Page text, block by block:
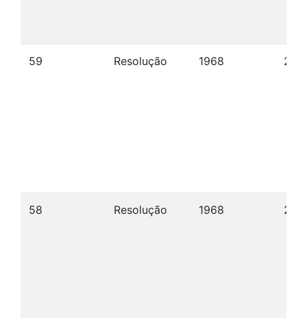
59 Resolução 1968 29/
58 Resolução 1968 28/